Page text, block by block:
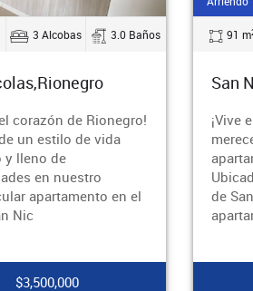
3 Alcobas 3.0 Baños
corazón de Rionegro!
un estilo de vida
y lleno de
en nuestro
apartamento en el
Nic
$3,500,000
91 m
San
¡Vive
de